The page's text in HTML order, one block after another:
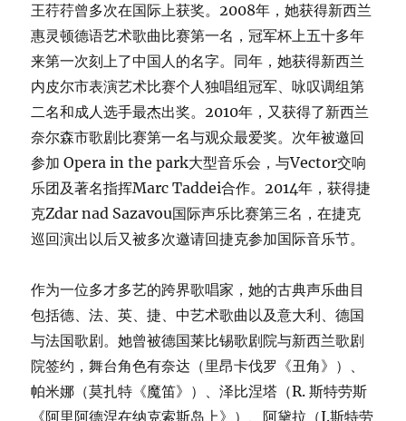
王荇荇曾多次在国际上获奖。2008年，她获得新西兰
惠灵顿德语艺术歌曲比赛第一名，冠军杯上五十多年
来第一次刻上了中国人的名字。同年，她获得新西兰
内皮尔市表演艺术比赛个人独唱组冠军、咏叹调组第
二名和成人选手最杰出奖。2010年，又获得了新西兰
奈尔森市歌剧比赛第一名与观众最爱奖。次年被邀回
参加 Opera in the park大型音乐会，与Vector交响
乐团及著名指挥Marc Taddei合作。2014年，获得捷
克Zdar nad Sazavou国际声乐比赛第三名，在捷克
巡回演出以后又被多次邀请回捷克参加国际音乐节。
作为一位多才多艺的跨界歌唱家，她的古典声乐曲目
包括德、法、英、捷、中艺术歌曲以及意大利、德国
与法国歌剧。她曾被德国莱比锡歌剧院与新西兰歌剧
院签约，舞台角色有奈达（里昂卡伐罗《丑角》）、
帕米娜（莫扎特《魔笛》）、泽比涅塔（R. 斯特劳斯
《阿里阿德涅在纳克索斯岛上》）、阿黛拉（J.斯特劳